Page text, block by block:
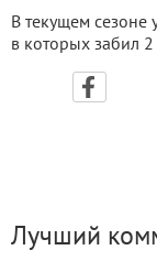
В текущем сезоне
в которых забил
Лучший